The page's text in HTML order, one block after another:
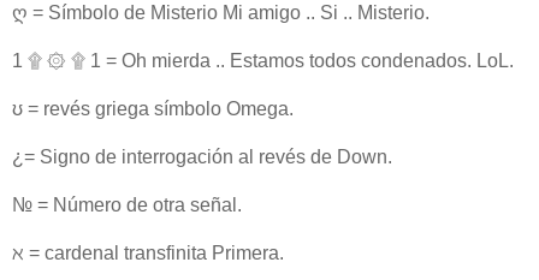
ღ = Símbolo de Misterio Mi amigo .. Si .. Misterio.
1 ۩ ۞ ۩ 1 = Oh mierda .. Estamos todos condenados. LoL.
ʊ = revés griega símbolo Omega.
¿= Signo de interrogación al revés de Down.
№ = Número de otra señal.
ℵ = cardenal transfinita Primera.